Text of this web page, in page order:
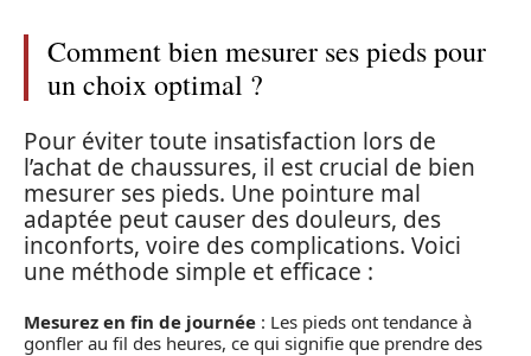
Comment bien mesurer ses pieds pour
un choix optimal ?
Pour éviter toute insatisfaction lors de
l’achat de chaussures, il est crucial de bien
mesurer ses pieds. Une pointure mal
adaptée peut causer des douleurs, des
inconforts, voire des complications. Voici
une méthode simple et efficace :
Mesurez en fin de journée : Les pieds ont tendance à
gonfler au fil des heures, ce qui signifie que prendre des